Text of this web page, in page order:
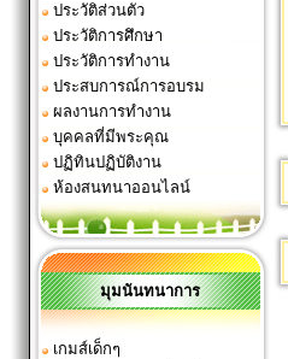
ประวัติส่วนตัว
ประวัติการศึกษา
ประวัติการทำงาน
ประสบการณ์การอบรม
ผลงานการทำงาน
บุคคลที่มีพระคุณ
ปฏิทินปฏิบัติงาน
ห้องสนทนาออนไลน์
มุมนันทนาการ
เกมส์เด็กๆ